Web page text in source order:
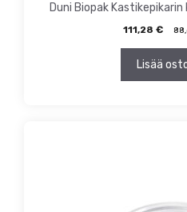
Duni Biopak
111,28 €
Lisää